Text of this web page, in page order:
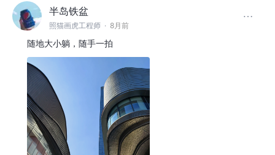
半岛铁盆
照猫画虎工程师 · 8月前
随地大小躺，随手一拍